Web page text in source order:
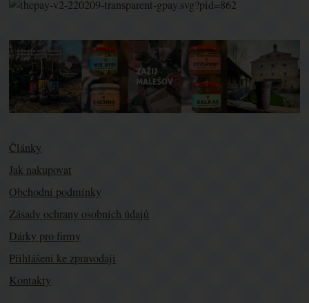
Články
Jak nakupovat
Obchodní podmínky
Zásady ochrany osobních údajů
Dárky pro firmy
Přihlášení ke zpravodaji
Kontakty